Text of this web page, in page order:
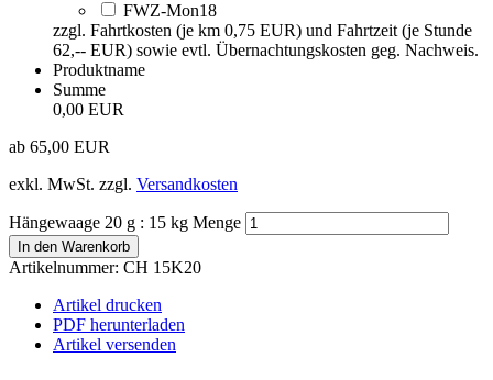
FWZ-Mon18
zzgl. Fahrtkosten (je km 0,75 EUR) und Fahrtzeit (je Stunde
62,-- EUR) sowie evtl. Übernachtungskosten geg. Nachweis.
Produktname
Summe
0,00 EUR
ab 65,00 EUR
exkl. MwSt. zzgl. Versandkosten
Hängewaage 20 g : 15 kg Menge
In den Warenkorb
Artikelnummer: CH 15K20
Artikel drucken
PDF herunterladen
Artikel versenden